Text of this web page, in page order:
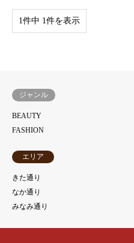
1件中 1件を表示
ジャンル
BEAUTY
FASHION
エリア
きた通り
なか通り
みなみ通り